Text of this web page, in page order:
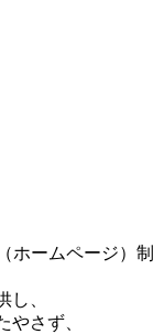
ホームページ）
し、
やさず、